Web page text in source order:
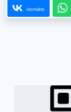
vkontakte